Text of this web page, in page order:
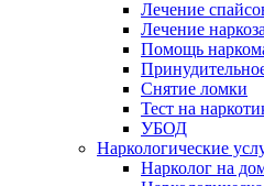
Лечение
Лечение
Помощь
Снятие ломки
Тест на
УБОД
Наркологические
Нарколог на